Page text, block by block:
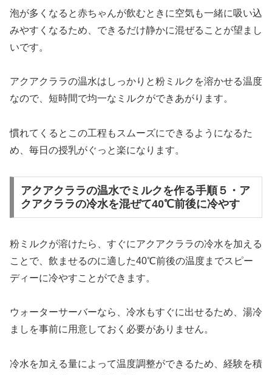
泡が多くなると赤ちゃんが飲むときに空気も一緒に吸い込
みやすくなるため、できるだけ静かに混ぜることが望まし
いです。
アクアクララの温水はしっかりと粉ミルクを溶かせる温度
なので、短時間で均一なミルクができあがります。
慣れてくるとこの工程もスムーズにできるようになるた
め、毎日の授乳がぐっと楽になります。
アクアクララの温水でミルクを作る手順５・ア
クアクララの冷水を混ぜて40℃前後に冷やす
粉ミルクが溶けたら、すぐにアクアクララの冷水を加える
ことで、飲ませるのに適した40℃前後の温度までスピー
ディーに冷やすことができます。
ウォーターサーバーなら、冷水もすぐに出せるため、湯冷
ましを事前に用意しておく必要がありません。
冷水を加える量によって温度調整ができるため、経験を積